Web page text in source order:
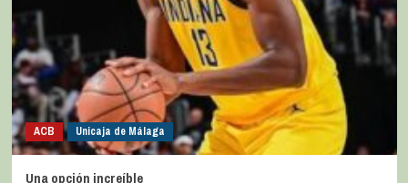
ACB Unicaja de Málaga
Una opción increíble